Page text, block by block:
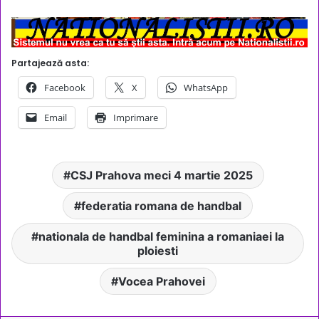
Partajează asta:
Facebook X WhatsApp
Email Imprimare
CSJ Prahova meci 4 martie 2025
federatia romana de handbal
nationala de handbal feminina a romaniaei la
ploiesti
Vocea Prahovei